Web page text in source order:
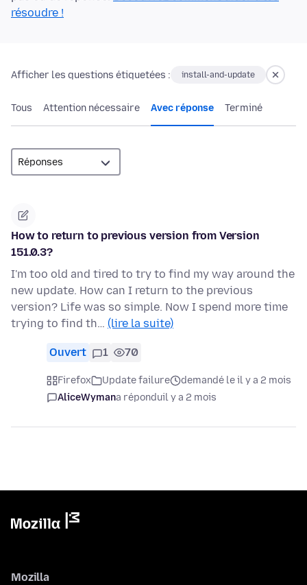
résoudre !
Afficher les questions étiquetées : install-and-update
Tous Attention nécessaire Avec réponse Terminé
How to return to previous version from Version
151.0.3?
I'm too old and tired to try to find my way around the
new update. How can I return to the previous
version? Life was so simple. Now I spend more time
trying to find th… (lire la suite)
Ouvert 1 70
Firefox Update failure
demandé le il y a 2 mois
AliceWymana réponduil y a 2 mois
Mozilla